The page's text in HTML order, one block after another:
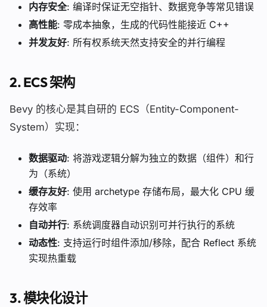
内存安全: 编译时保证无空指针、数据竞争等常见错误
高性能: 零成本抽象，生成的代码性能接近 C++
并发友好: 所有权系统天然支持安全的并行编程
2.ECS 架构
Bevy 的核心是其自研的 ECS（Entity-Component-
System）实现：
数据驱动: 将游戏逻辑分解为独立的数据（组件）和行
为（系统）
缓存友好: 使用 archetype 存储布局，最大化 CPU 缓
存效率
自动并行: 系统调度器自动识别可并行执行的系统
动态性: 支持运行时组件添加/移除，配合 Reflect 系统
实现热重载
3.模块化设计